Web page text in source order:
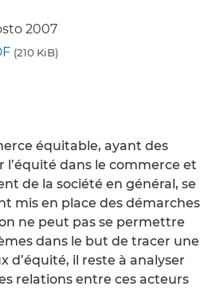
2007
(210 KiB)
équitable, ayant des
l’équité dans le commerce et
de la société en général, se
mis en place des démarches
ne peut pas se permettre
dans le but de tracer une
d’équité, il reste à analyser
relations entre ces acteurs